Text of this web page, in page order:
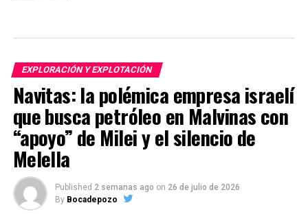
EXPLORACIÓN Y EXPLOTACIÓN
Navitas: la polémica empresa israelí
que busca petróleo en Malvinas con
“apoyo” de Milei y el silencio de
Melella
Published 2 semanas ago on 26 de julio de 2026
By Bocadepozo